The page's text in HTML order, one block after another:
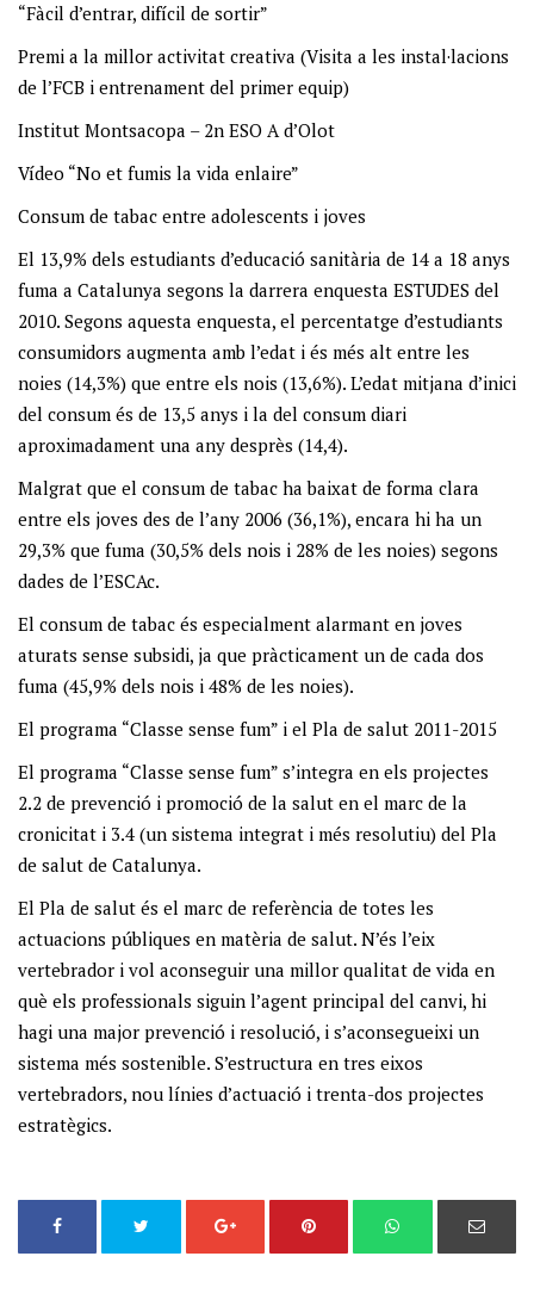
“Fàcil d’entrar, difícil de sortir”
Premi a la millor activitat creativa (Visita a les instal·lacions
de l’FCB i entrenament del primer equip)
Institut Montsacopa – 2n ESO A d’Olot
Vídeo “No et fumis la vida enlaire”
Consum de tabac entre adolescents i joves
El 13,9% dels estudiants d’educació sanitària de 14 a 18 anys
fuma a Catalunya segons la darrera enquesta ESTUDES del
2010. Segons aquesta enquesta, el percentatge d’estudiants
consumidors augmenta amb l’edat i és més alt entre les
noies (14,3%) que entre els nois (13,6%). L’edat mitjana d’inici
del consum és de 13,5 anys i la del consum diari
aproximadament una any desprès (14,4).
Malgrat que el consum de tabac ha baixat de forma clara
entre els joves des de l’any 2006 (36,1%), encara hi ha un
29,3% que fuma (30,5% dels nois i 28% de les noies) segons
dades de l’ESCAc.
El consum de tabac és especialment alarmant en joves
aturats sense subsidi, ja que pràcticament un de cada dos
fuma (45,9% dels nois i 48% de les noies).
El programa “Classe sense fum” i el Pla de salut 2011-2015
El programa “Classe sense fum” s’integra en els projectes
2.2 de prevenció i promoció de la salut en el marc de la
cronicitat i 3.4 (un sistema integrat i més resolutiu) del Pla
de salut de Catalunya.
El Pla de salut és el marc de referència de totes les
actuacions públiques en matèria de salut. N’és l’eix
vertebrador i vol aconseguir una millor qualitat de vida en
què els professionals siguin l’agent principal del canvi, hi
hagi una major prevenció i resolució, i s’aconsegueixi un
sistema més sostenible. S’estructura en tres eixos
vertebradors, nou línies d’actuació i trenta-dos projectes
estratègics.